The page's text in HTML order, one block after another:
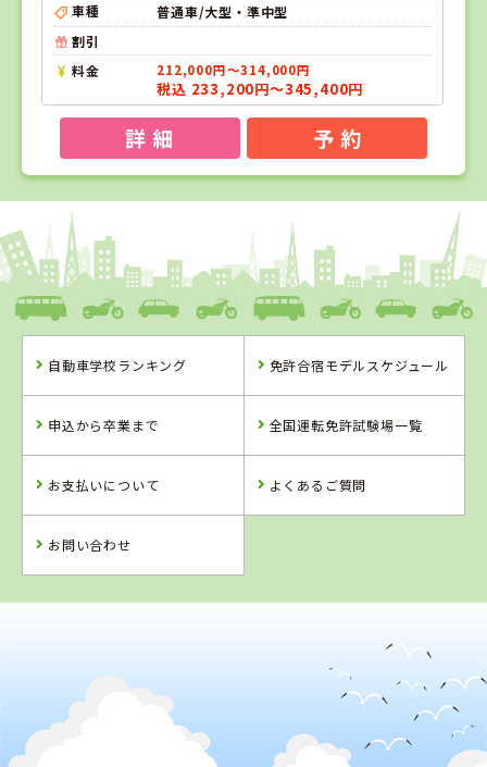
車種
普通車/大型・準中型
割引
料金
212,000円～314,000円
税込 233,200円～345,400円
詳 細 予 約
1
愛媛県
八幡浜自動車教習所
詳 細 予 約
習所
予 約
車学校
自動車学校ランキング 免許合宿モデルスケジュール
申込から卒業まで 全国運転免許試験場一覧
お支払いについて よくあるご質問
お問い合わせ